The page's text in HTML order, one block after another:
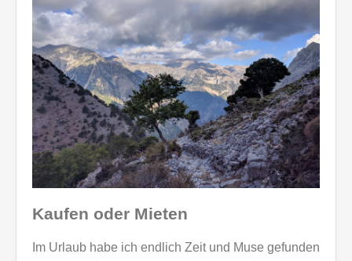
Kaufen oder Mieten
Im Urlaub habe ich endlich Zeit und Muse gefunden